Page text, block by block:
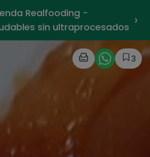
Realfooding -
sin ultraprocesados ›
3